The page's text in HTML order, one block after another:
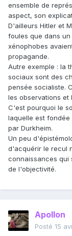
ensemble de
aspect, son
D'ailleurs Hitler et
foules que dans
xénophobes
propagande.
Autre exemple : la
sociaux sont des
pensée socialiste.
les observations et
C'est pourquoi le
laquelle est
par Durkheim.
Un peu
d'acquérir le recul
connaissances qui
de l'objectivité.
Apollon
Posté 15